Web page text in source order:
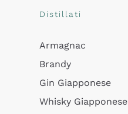
Distillati
Armagnac
Brandy
Gin Giapponese
Whisky Giapponese